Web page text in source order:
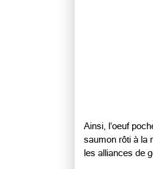
Ainsi, l’oeuf
saumon rôti à la
les alliances de